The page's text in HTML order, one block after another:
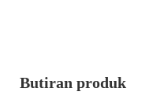
Butiran produk